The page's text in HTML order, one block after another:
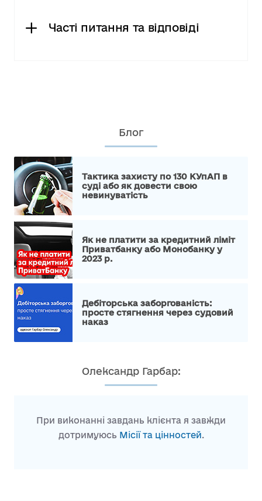
Часті питання та відповіді
Блог
Тактика захисту по 130 КУпАП в
суді або як довести свою
невинуватість
Як не платити за кредитний ліміт
Приватбанку або Монобанку у
2023 р.
Дебіторська заборгованість:
просте стягнення через судовий
наказ
Олександр Гарбар:
При виконанні завдань клієнта я завжди
дотримуюсь Місії та цінностей.